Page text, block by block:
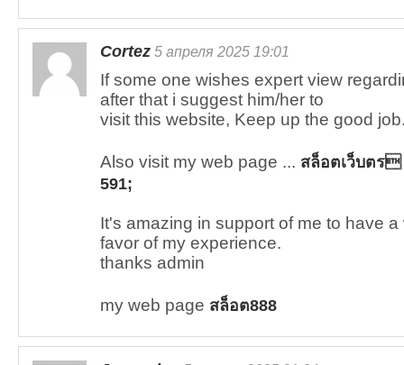
Cortez 5 апреля 2025 19:01
If some one wishes expert view
after that i suggest him/her to
visit this website, Keep up the good
Also visit my web page ... สล็อตเว็บตร
591;
It's amazing in support of me to have
favor of my experience.
thanks admin
my web page สล็อต888